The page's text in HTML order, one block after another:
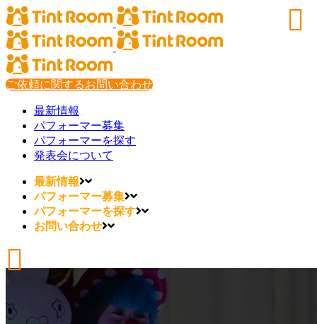
ご依頼に関するお問い合わせ
最新情報
パフォーマー募集
パフォーマーを探す
発表会について
最新情報
パフォーマー募集
パフォーマーを探す
お問い合わせ